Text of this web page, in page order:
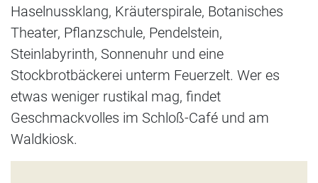
Haselnussklang, Kräuterspirale, Botanisches
Theater, Pflanzschule, Pendelstein,
Steinlabyrinth, Sonnenuhr und eine
Stockbrotbäckerei unterm Feuerzelt. Wer es
etwas weniger rustikal mag, findet
Geschmackvolles im Schloß-Café und am
Waldkiosk.